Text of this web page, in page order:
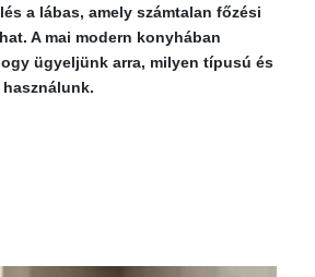
a lábas, amely számtalan főzési
A mai modern konyhában
ügyeljünk arra, milyen típusú és